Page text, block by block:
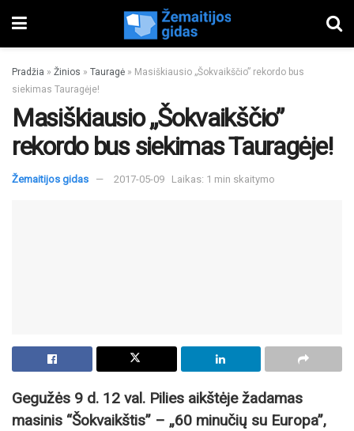
Pradžia » Žinios » Tauragė » Masiškiausio „Šokvaikščio” rekordo bus
siekimas Tauragėje!
Masiškiausio „Šokvaikščio”
rekordo bus siekimas Tauragėje!
Žemaitijos gidas 2017-05-09 Laikas: 1 min skaitymo
Gegužės 9 d. 12 val. Pilies aikštėje žadamas
masinis “Šokvaikštis” – „60 minučių su Europa”,